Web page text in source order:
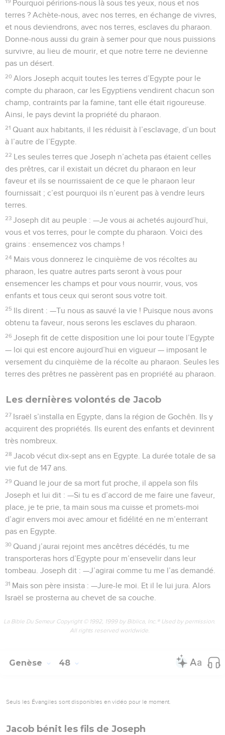
Pourquoi péririons-nous là sous tes yeux, nous et nos
terres ? Achète-nous, avec nos terres, en échange de vivres,
et nous deviendrons, avec nos terres, esclaves du pharaon.
Donne-nous aussi du grain à semer pour que nous puissions
survivre, au lieu de mourir, et que notre terre ne devienne
pas un désert.
20 Alors Joseph acquit toutes les terres d’Egypte pour le
compte du pharaon, car les Egyptiens vendirent chacun son
champ, contraints par la famine, tant elle était rigoureuse.
Ainsi, le pays devint la propriété du pharaon.
21 Quant aux habitants, il les réduisit à l’esclavage, d’un bout
à l’autre de l’Egypte.
22 Les seules terres que Joseph n’acheta pas étaient celles
des prêtres, car il existait un décret du pharaon en leur
faveur et ils se nourrissaient de ce que le pharaon leur
fournissait ; c’est pourquoi ils n’eurent pas à vendre leurs
terres.
23 Joseph dit au peuple : —Je vous ai achetés aujourd’hui,
vous et vos terres, pour le compte du pharaon. Voici des
grains : ensemencez vos champs !
24 Mais vous donnerez le cinquième de vos récoltes au
pharaon, les quatre autres parts seront à vous pour
ensemencer les champs et pour vous nourrir, vous, vos
enfants et tous ceux qui seront sous votre toit.
25 Ils dirent : —Tu nous as sauvé la vie ! Puisque nous avons
obtenu ta faveur, nous serons les esclaves du pharaon.
26 Joseph fit de cette disposition une loi pour toute l’Egypte
— loi qui est encore aujourd’hui en vigueur — imposant le
versement du cinquième de la récolte au pharaon. Seules les
terres des prêtres ne passèrent pas en propriété au pharaon.
Les dernières volontés de Jacob
27 Israël s’installa en Egypte, dans la région de Gochên. Ils y
acquirent des propriétés. Ils eurent des enfants et devinrent
très nombreux.
28 Jacob vécut dix-sept ans en Egypte. La durée totale de sa
vie fut de 147 ans.
29 Quand le jour de sa mort fut proche, il appela son fils
Joseph et lui dit : —Si tu es d’accord de me faire une faveur,
place, je te prie, ta main sous ma cuisse et promets-moi
d’agir envers moi avec amour et fidélité en ne m’enterrant
pas en Egypte.
30 Quand j’aurai rejoint mes ancêtres décédés, tu me
transporteras hors d’Egypte pour m’ensevelir dans leur
tombeau. Joseph dit : —J’agirai comme tu me l’as demandé.
31 Mais son père insista : —Jure-le moi. Et il le lui jura. Alors
Israël se prosterna au chevet de sa couche.
La Bible Du Semeur Copyright © 1992, 1999 by Biblica, Inc.® Used by permission.
All rights reserved worldwide.
Genèse 48
Seuls les Évangiles sont disponibles en vidéo pour le moment.
Jacob bénit les fils de Joseph